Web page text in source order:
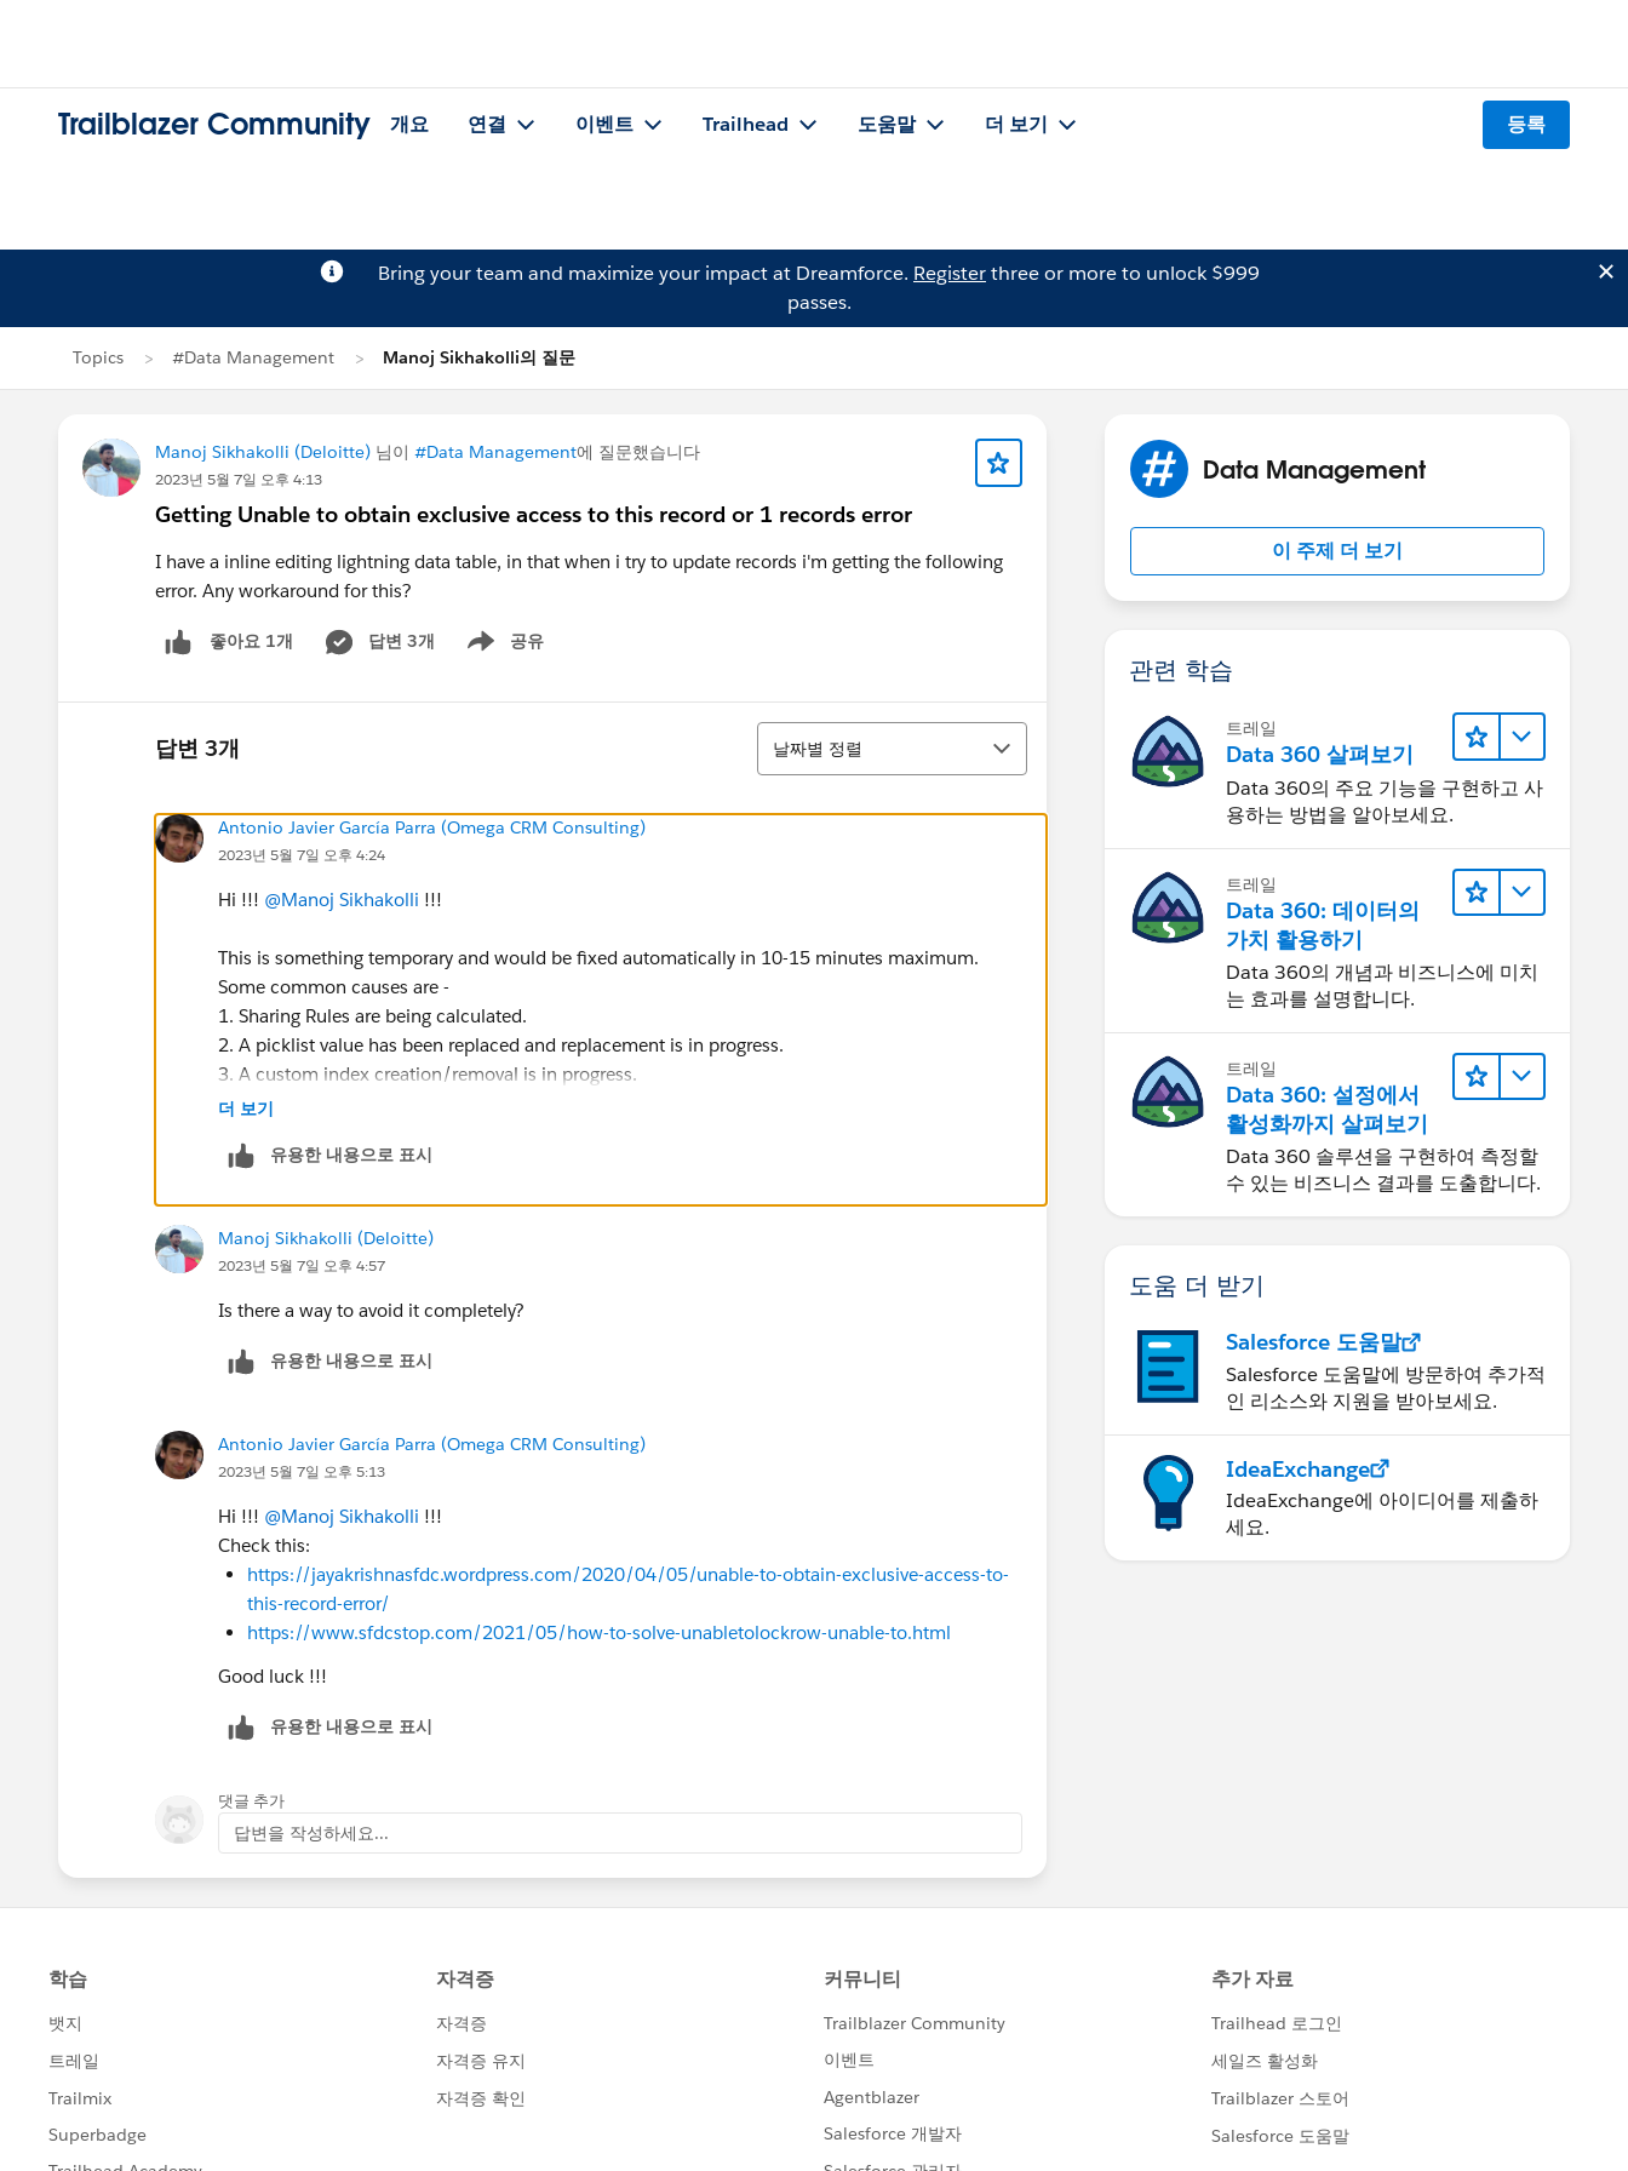
Trailblazer Community 개요 연결 이벤트 Trailhead 도움말 더 보기 등록
Bring your team and maximize your impact at Dreamforce. Registerthree or more to unlock $999
passes.
Topics #Data Management Manoj Sikhakolli의 질문
Manoj Sikhakolli (Deloitte) 님이 #Data Management에 질문했습니다
2023년 5월 7일 오후 4:13
Getting Unable to obtain exclusive access to this record or 1 records error
I have a inline editing lightning data table, in that when i try to update records i'm getting the following
error. Any workaround for this?
좋아요 1개 답변 3개 공유
Show menu
답변 3개
정렬
날짜별 정렬
Antonio Javier García Parra (Omega CRM Consulting)
2023년 5월 7일 오후 4:24
Hi !!! @Manoj Sikhakolli !!!
This is something temporary and would be fixed automatically in 10-15 minutes maximum.
Some common causes are -
1. Sharing Rules are being calculated.
2. A picklist value has been replaced and replacement is in progress.
3. A custom index creation/removal is in progress.
4. Most unlikely one - someone else is already editing the same record that you are trying to
Good luck !!!
더 보기
유용한 내용으로 표시
Manoj Sikhakolli (Deloitte)
2023년 5월 7일 오후 4:57
Is there a way to avoid it completely?
유용한 내용으로 표시
Antonio Javier García Parra (Omega CRM Consulting)
2023년 5월 7일 오후 5:13
Hi !!! @Manoj Sikhakolli !!!
Check this:
https://jayakrishnasfdc.wordpress.com/2020/04/05/unable-to-obtain-exclusive-access-to-
this-record-error/
https://www.sfdcstop.com/2021/05/how-to-solve-unabletolockrow-unable-to.html
Good luck !!!
유용한 내용으로 표시
댓글 추가
답변을 작성하세요...
Data Management
이 주제 더 보기
관련 학습
트레일
Data 360 살펴보기
Data 360의 주요 기능을 구현하고 사
용하는 방법을 알아보세요.
트레일
Data 360: 데이터의
가치 활용하기
Data 360의 개념과 비즈니스에 미치
는 효과를 설명합니다.
트레일
Data 360: 설정에서
활성화까지 살펴보기
Data 360 솔루션을 구현하여 측정할
수 있는 비즈니스 결과를 도출합니다.
도움 더 받기
Salesforce 도움말
Salesforce 도움말에 방문하여 추가적
인 리소스와 지원을 받아보세요.
IdeaExchange
IdeaExchange에 아이디어를 제출하
세요.